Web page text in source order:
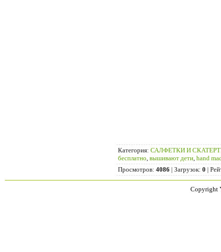
Категория: САЛФЕТКИ И
бесплатно вышивают дети hand
Просмотров: 4086 | Загрузок: 0 |
Copyright